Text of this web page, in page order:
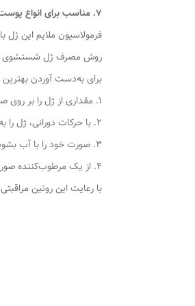
7. مناسب برای انواع پوست حتی پوست‌های حساس:
فرمولاسیون ملایم این
روش مصرف ژل شستشوی
برای به‌دست آوردن بهترین
1. مقداری از ژل را بر روی صورت و گردن مرطوب خود بپاشید.
2. با حرکات دورانی، ژل را به آرامی ماساژ دهید.
3. صورت خود را با آب بشویید.
4. از یک مرطوب‌کننده صورت استفاده نمائید تا پوست خود را مرطوب نگه دارید.
با رعایت این روتین